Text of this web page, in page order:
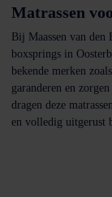
Matrassen
Bij Maassen van den
boxsprings in
bekende merken
garanderen en
dragen deze
en volledig uitgerust